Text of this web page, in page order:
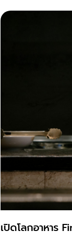
เปิดโลกอาหาร